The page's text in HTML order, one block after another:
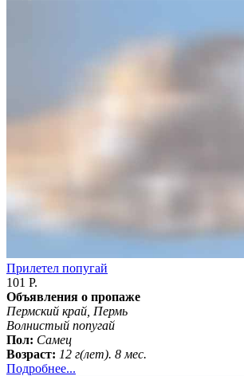
Прилетел попугай
101 Р.
Объявления о пропаже
Пермский край, Пермь
Волнистый попугай
Пол: Самец
Возраст: 12 г(лет). 8 мес.
Подробнее...